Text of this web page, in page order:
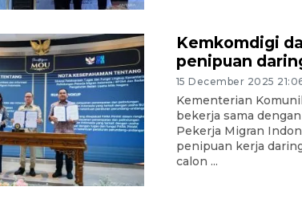
Kemkomdigi
penipuan
15 December 2025
Kementerian
bekerja sama
Pekerja Migran
penipuan kerja
calon ...